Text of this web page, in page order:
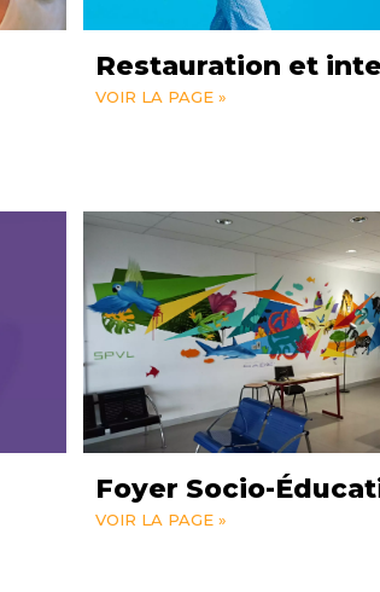
Restauration et
VOIR LA PAGE »
Foyer Socio-
VOIR LA PAGE »